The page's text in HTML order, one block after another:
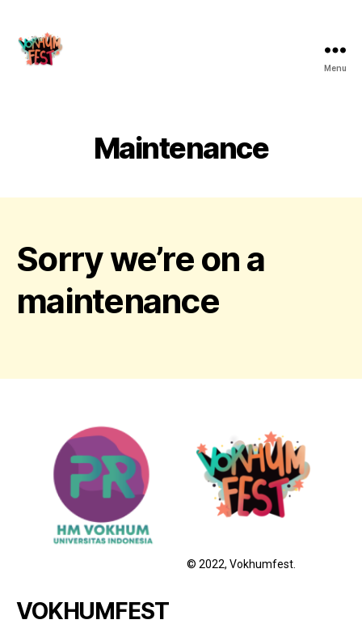
Menu
Maintenance
Sorry we’re on a
maintenance
© 2022, Vokhumfest.
VOKHUMFEST